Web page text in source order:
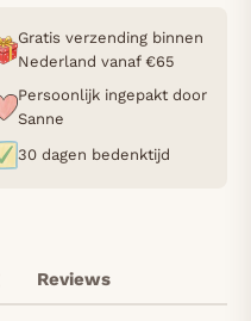
Gratis verzending binnen
Nederland vanaf €65
Persoonlijk ingepakt door
Sanne
30 dagen bedenktijd
Reviews